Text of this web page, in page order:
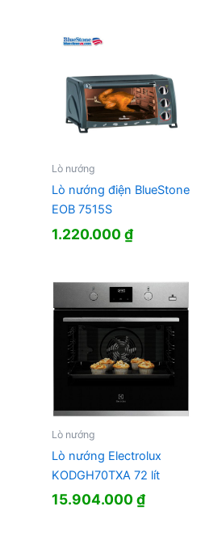
Lò nướng
Lò nướng điện BlueStone
EOB 7515S
1.220.000₫
Lò nướng
Lò nướng Electrolux
KODGH70TXA 72 lít
15.904.000₫